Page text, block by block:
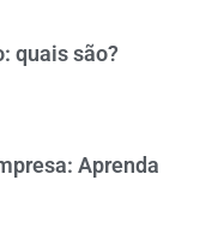
quais são?
Aprenda